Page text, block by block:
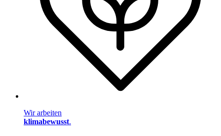
Wir arbeiten
klimabewusst.